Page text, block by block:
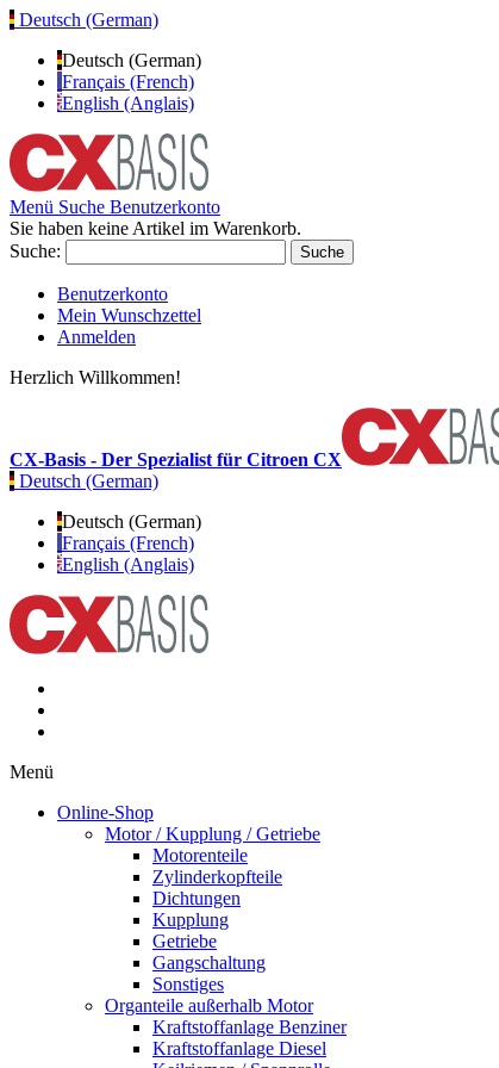
Deutsch (German)
Deutsch (German)
Français (French)
English (Anglais)
Menü Suche Benutzerkonto
Sie haben keine Artikel im Warenkorb.
Suche:
Suche
Benutzerkonto
Mein Wunschzettel
Anmelden
Herzlich Willkommen!
CX-Basis - Der Spezialist für Citroen CX
Deutsch (German)
Deutsch (German)
Français (French)
English (Anglais)
Menü
Online-Shop
Motor / Kupplung / Getriebe
Motorenteile
Zylinderkopfteile
Dichtungen
Kupplung
Getriebe
Gangschaltung
Sonstiges
Organteile außerhalb Motor
Kraftstoffanlage Benziner
Kraftstoffanlage Diesel